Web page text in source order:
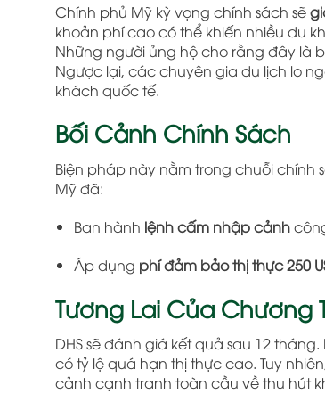
Chính phủ Mỹ kỳ vọng chính sách sẽ
khoản phí cao có thể khiến nhiều du
Những người ủng hộ cho rằng đây là
Ngược lại, các chuyên gia du lịch lo
khách quốc tế.
Bối Cảnh Chính Sách
Biện pháp này nằm trong chuỗi chính
Mỹ đã:
Ban hành lệnh cấm nhập cảnh
Áp dụng phí đảm bảo thị thực 250
Tương Lai Của Chương
DHS sẽ đánh giá kết quả sau 12
có tỷ lệ quá hạn thị thực cao. Tuy
cảnh cạnh tranh toàn cầu về thu hút